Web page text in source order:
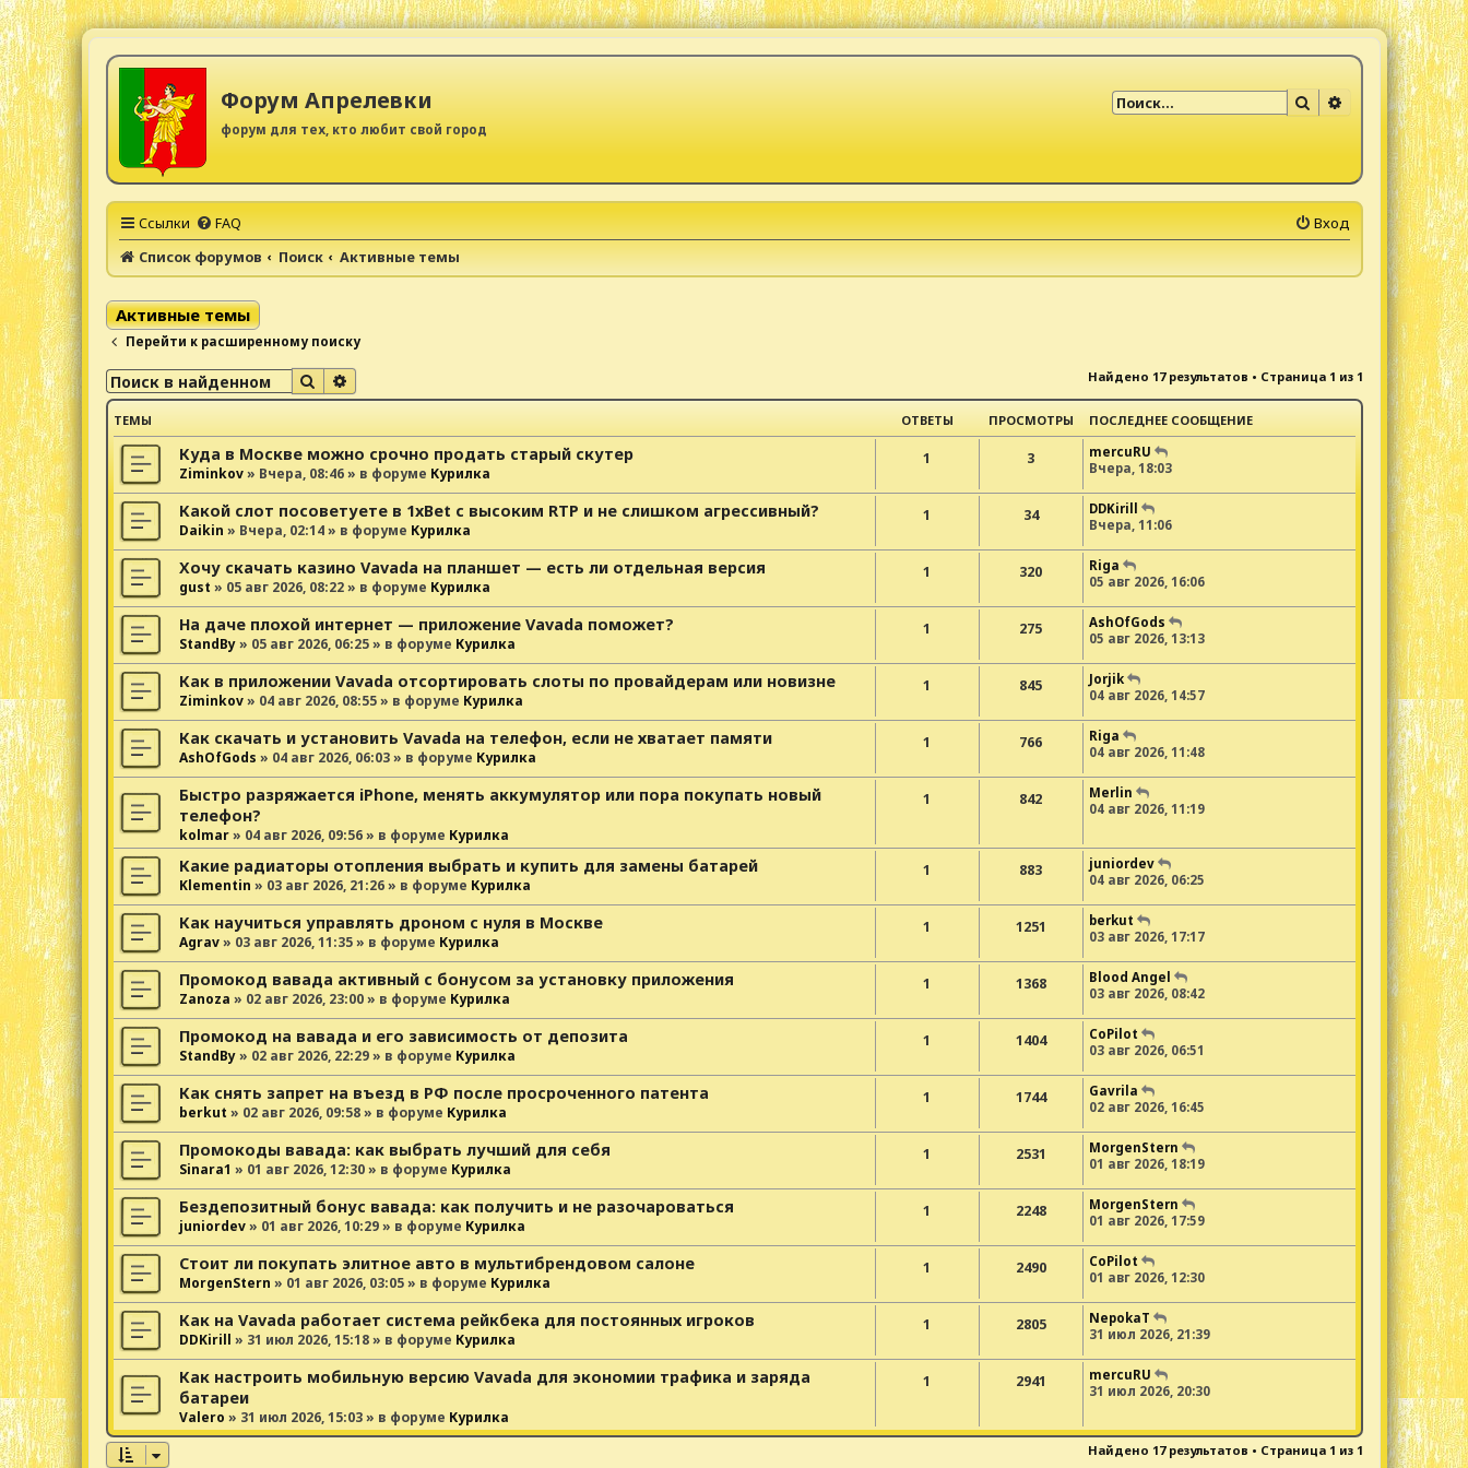
Форум Апрелевки
форум для тех, кто любит свой город
Поиск Расширенный
Ссылки FAQ
Вход
Список форумов
Поиск Активные темы
Активные темы
Перейти к расширенному поиску
Поиск Найдено 17 результатов • Страница 1 из 1
ТЕМЫ ОТВЕТЫ ПРОСМОТРЫ ПОСЛЕДНЕЕ СООБЩЕНИЕ
Куда в Москве можно срочно продать старый скутер
Ziminkov» Вчера, 08:46» в форуме Курилка
1 3
mercuRU
Вчера, 18:03
Какой слот посоветуете в 1xBet с высоким RTP и не слишком агрессивный?
Daikin » Вчера, 02:14» в форуме Курилка
1 34
DDKirill
Вчера, 11:06
Хочу скачать казино Vavada на планшет — есть ли отдельная версия
gust » 05 авг 2026, 08:22» в форуме Курилка
1 320
Riga
05 авг 2026, 16:06
На даче плохой интернет — приложение Vavada поможет?
StandBy» 05 авг 2026, 06:25» в форуме Курилка
1 275
AshOfGods
05 авг 2026, 13:13
Как в приложении Vavada отсортировать слоты по провайдерам или новизне
Ziminkov» 04 авг 2026, 08:55» в форуме Курилка
1 845
Jorjik
04 авг 2026, 14:57
Как скачать и установить Vavada на телефон, если не хватает памяти
AshOfGods » 04 авг 2026, 06:03» в форуме Курилка
1 766
Riga
04 авг 2026, 11:48
Быстро разряжается iPhone, менять аккумулятор или пора покупать новый
телефон?
kolmar» 04 авг 2026, 09:56» в форуме Курилка
1 842
Merlin
04 авг 2026, 11:19
Какие радиаторы отопления выбрать и купить для замены батарей
Klementin » 03 авг 2026, 21:26» в форуме Курилка
1 883
juniordev
04 авг 2026, 06:25
Как научиться управлять дроном с нуля в Москве
Agrav» 03 авг 2026, 11:35» в форуме Курилка
1 1251
berkut
03 авг 2026, 17:17
Промокод вавада активный с бонусом за установку приложения
Zanoza » 02 авг 2026, 23:00» в форуме Курилка
1 1368
Blood Angel
03 авг 2026, 08:42
Промокод на вавада и его зависимость от депозита
StandBy» 02 авг 2026, 22:29» в форуме Курилка
1 1404
CoPilot
03 авг 2026, 06:51
Как снять запрет на въезд в РФ после просроченного патента
berkut » 02 авг 2026, 09:58» в форуме Курилка
1 1744
Gavrila
02 авг 2026, 16:45
Промокоды вавада: как выбрать лучший для себя
Sinara1 » 01 авг 2026, 12:30» в форуме Курилка
1 2531
MorgenStern
01 авг 2026, 18:19
Бездепозитный бонус вавада: как получить и не разочароваться
juniordev» 01 авг 2026, 10:29» в форуме Курилка
1 2248
MorgenStern
01 авг 2026, 17:59
Стоит ли покупать элитное авто в мультибрендовом салоне
MorgenStern » 01 авг 2026, 03:05» в форуме Курилка
1 2490
CoPilot
01 авг 2026, 12:30
Как на Vavada работает система рейкбека для постоянных игроков
DDKirill » 31 июл 2026, 15:18» в форуме Курилка
1 2805
NepokaT
31 июл 2026, 21:39
Как настроить мобильную версию Vavada для экономии трафика и заряда
батареи
Valero » 31 июл 2026, 15:03» в форуме Курилка
1 2941
mercuRU
31 июл 2026, 20:30
Найдено 17 результатов • Страница 1 из 1